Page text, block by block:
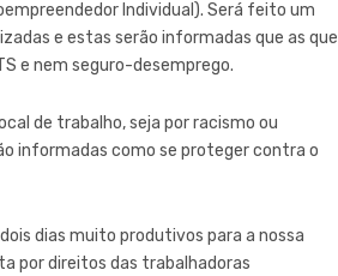
Individual). Será feito um
e estas serão informadas que as que
e nem seguro-desemprego.
de trabalho, seja por racismo ou
informadas como se proteger contra o
dias muito produtivos para a nossa
por direitos das trabalhadoras